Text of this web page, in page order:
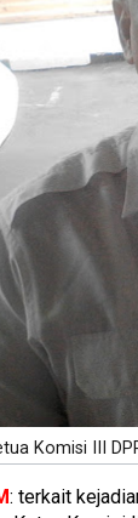
Komisi III
: terkait